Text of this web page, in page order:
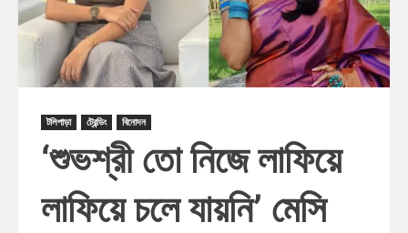
টলিপাড়া ট্রেন্ডিং বিনোদন
‘শুভশ্রী তো নিজে লাফিয়ে
লাফিয়ে চলে যায়নি’ মেসি